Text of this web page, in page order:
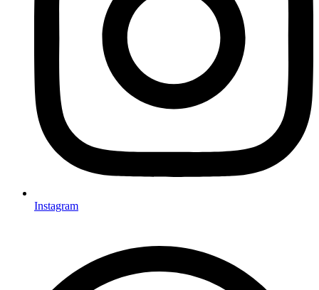
Instagram